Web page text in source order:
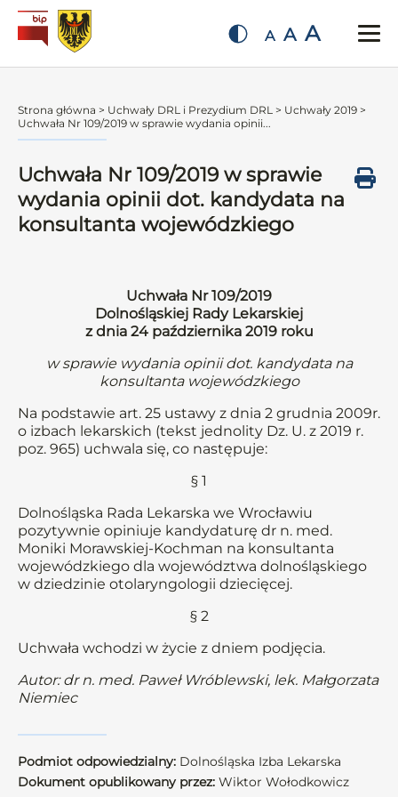
A A A
Strona główna > Uchwały DRL i Prezydium DRL > Uchwały 2019 >
Uchwała Nr 109/2019 w sprawie wydania opinii...
Uchwała Nr 109/2019 w sprawie
wydania opinii dot. kandydata na
konsultanta wojewódzkiego
Uchwała Nr 109/2019
Dolnośląskiej Rady Lekarskiej
z dnia 24 października 2019 roku
w sprawie wydania opinii dot. kandydata na
konsultanta wojewódzkiego
Na podstawie art. 25 ustawy z dnia 2 grudnia 2009r.
o izbach lekarskich (tekst jednolity Dz. U. z 2019 r.
poz. 965) uchwala się, co następuje:
§ 1
Dolnośląska Rada Lekarska we Wrocławiu
pozytywnie opiniuje kandydaturę dr n. med.
Moniki Morawskiej-Kochman na konsultanta
wojewódzkiego dla województwa dolnośląskiego
w dziedzinie otolaryngologii dziecięcej.
§ 2
Uchwała wchodzi w życie z dniem podjęcia.
Autor: dr n. med. Paweł Wróblewski, lek. Małgorzata
Niemiec
Podmiot odpowiedzialny: Dolnośląska Izba Lekarska
Dokument opublikowany przez: Wiktor Wołodkowicz